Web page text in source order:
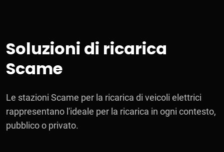
Soluzioni di ricarica
Scame
Le stazioni Scame per la ricarica di veicoli elettrici
rappresentano l'ideale per la ricarica in ogni contesto,
pubblico o privato.